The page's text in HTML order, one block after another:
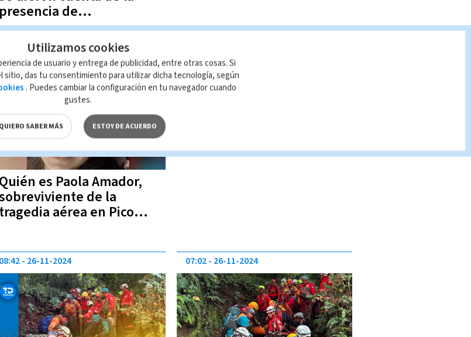
presencia de
en cerro
Pico Blanco | VIDEO
Quién es Paola Amador,
de la
tragedia aérea en Pico
26-11-2024
08:42 26-11-2024 07:02 26-11-2024
Utilizamos cookies
de usuario y entrega de publicidad, entre otras cosas. Si
sitio, das tu consentimiento para utilizar dicha tecnología, según
. Puedes cambiar la configuración en tu navegador cuando
gustes.
QUIERO SABER MÁS ESTOY DE ACUERDO